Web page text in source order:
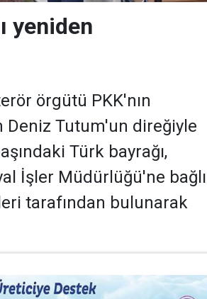
yeniden
örgütü PKK'nın
Deniz Tutum'un direğiyle
Türk bayrağı,
İşler Müdürlüğü'ne bağlı
tarafından bulunarak